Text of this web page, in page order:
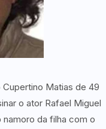
Matias de 49
o ator Rafael Miguel
namoro da filha com o